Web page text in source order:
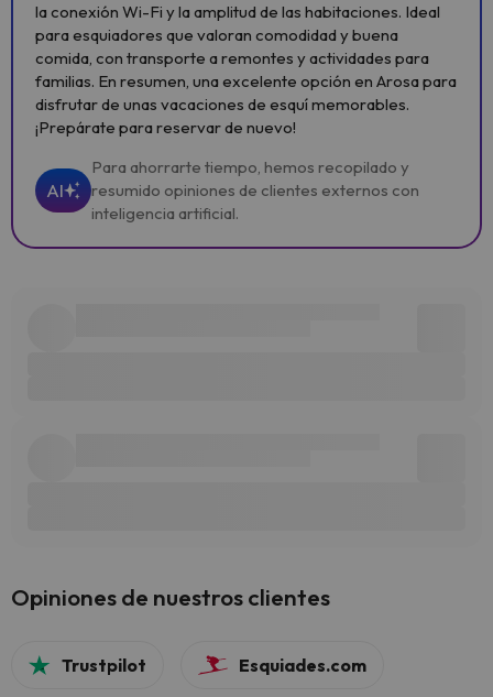
la conexión Wi-Fi y la amplitud de las habitaciones. Ideal
para esquiadores que valoran comodidad y buena
comida, con transporte a remontes y actividades para
familias. En resumen, una excelente opción en Arosa para
disfrutar de unas vacaciones de esquí memorables.
¡Prepárate para reservar de nuevo!
AI
Para ahorrarte tiempo, hemos recopilado y
resumido opiniones de clientes externos con
inteligencia artificial.
Opiniones de nuestros clientes
Trustpilot Esquiades.com